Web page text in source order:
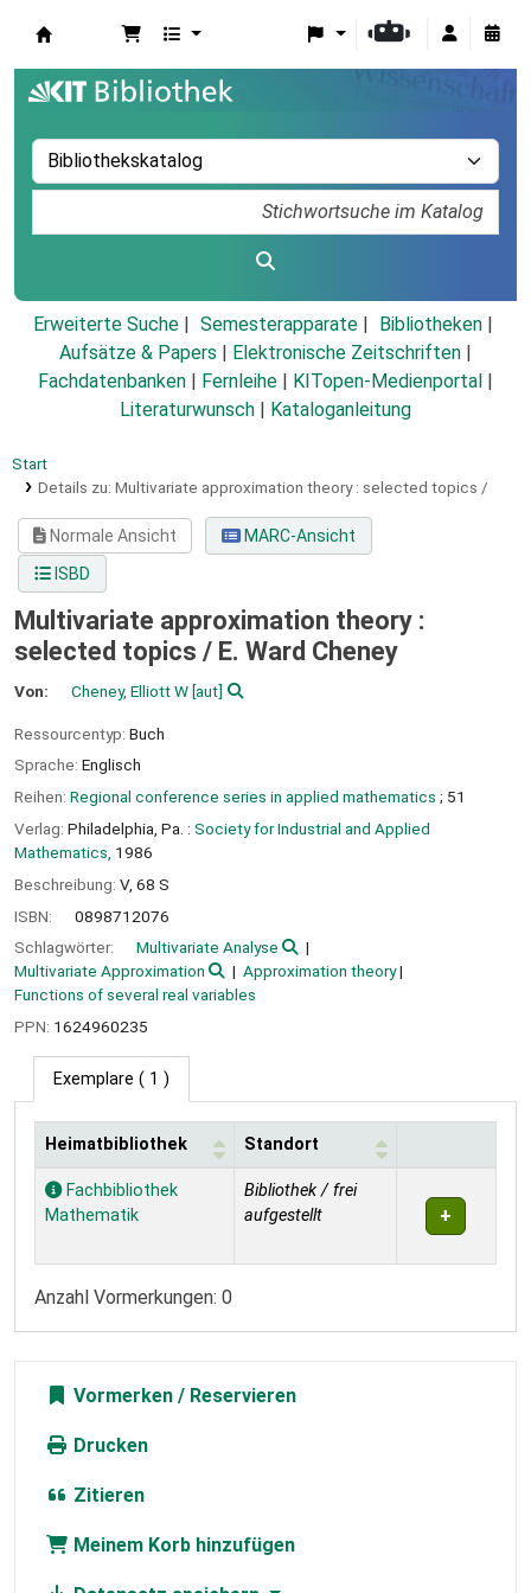
Erweiterte Suche Semesterapparate
Bibliotheken
Aufsätze & Papers
Elektronische Zeitschriften
Fachdatenbanken
Fernleihe KITopen-Medienportal
Literaturwunsch
Kataloganleitung
Start
Details zu: Multivariate approximation theory : selected topics /
Normale Ansicht
MARC-Ansicht
ISBD
Multivariate approximation theory :
selected topics / E. Ward Cheney
Von: Cheney, Elliott W[aut]
Ressourcentyp: Buch
Sprache: Englisch
Reihen: Regional conference series in applied mathematics ; 51
Verlag: Philadelphia, Pa. : Society for Industrial and Applied
Mathematics, 1986
Beschreibung: V, 68 S
ISBN:
0898712076
Schlagwörter:
Multivariate Analyse
Multivariate Approximation
Approximation theory
Functions of several real variables
PPN: 1624960235
Exemplare ( 1 )
Exemplare
Heimatbibliothek Standort
Fachbibliothek
Mathematik
Bibliothek / frei
aufgestellt
Anzahl Vormerkungen: 0
Vormerken
Drucken
Zitieren
Meinem Korb hinzufügen